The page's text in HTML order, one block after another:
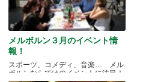
メルボルン３月のイベント情
報！
スポーツ、コメディ、音楽… メル
ボルンならではのイベントに注目！